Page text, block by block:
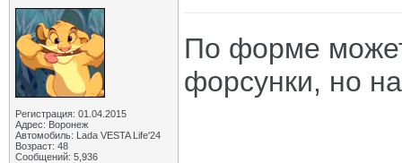
Регистрация: 01.04.2015
Адрес: Воронеж
Автомобиль: Lada VESTA Life'24
Возраст: 48
Сообщений: 5,936
По форме
форсунки, но